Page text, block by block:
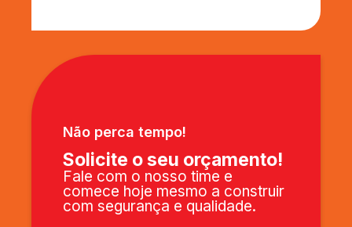
Não perca tempo!
Solicite o seu orçamento!
Fale com o nosso time e
comece hoje mesmo a construir
com segurança e qualidade.